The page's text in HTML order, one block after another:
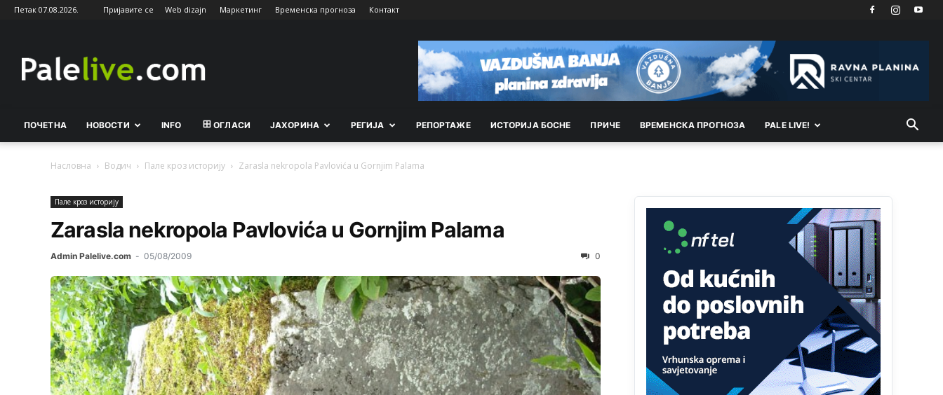
Петак 07.08.2026. Пријавите се Web dizajn Маркетинг Временска прогноза Контакт
ПОЧЕТНА НОВОСТИ INFO ОГЛАСИ ЈАХОРИНА РEГИЈА РEПОРТАЖE ИСТОРИЈА БОСНЕ ПРИЧЕ ВРEМEНСКА ПРОГНОЗА PALE LIVE!
Насловна Водич Палe кроз историју Zarasla nekropola Pavlovića u Gornjim Palama
Палe кроз историју
Zarasla nekropola Pavlovića u Gornjim Palama
Admin Palelive.com - 05/08/2009 0
Анонимно2806721 јуче 2:27
Kuniocu ide q u guz...
Анонимно2808843 јуче
reconquista
vjeka,neko rece za Radovana i Ratka kaki su oni
srbi...i poce dalje da besjedi znam ja dobro sta je
bilo u Ag-ci...
Анонимно2810587
Proguglajte
Анонимно2810587 11:21
O kako su cudni lvi ljudi,uzeli bi sve da mogu...a
ja srce svima fajem,radujem se tudjoj sreci.I ko
ima i ko nema na iso ce mjesto leci!
Анонимно2810587